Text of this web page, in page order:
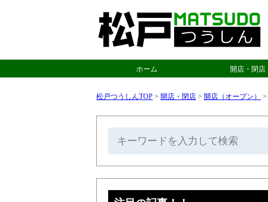
ホーム 開店・閉店
松戸つうしんTOP > 開店・閉店 > 開店（オープン） >